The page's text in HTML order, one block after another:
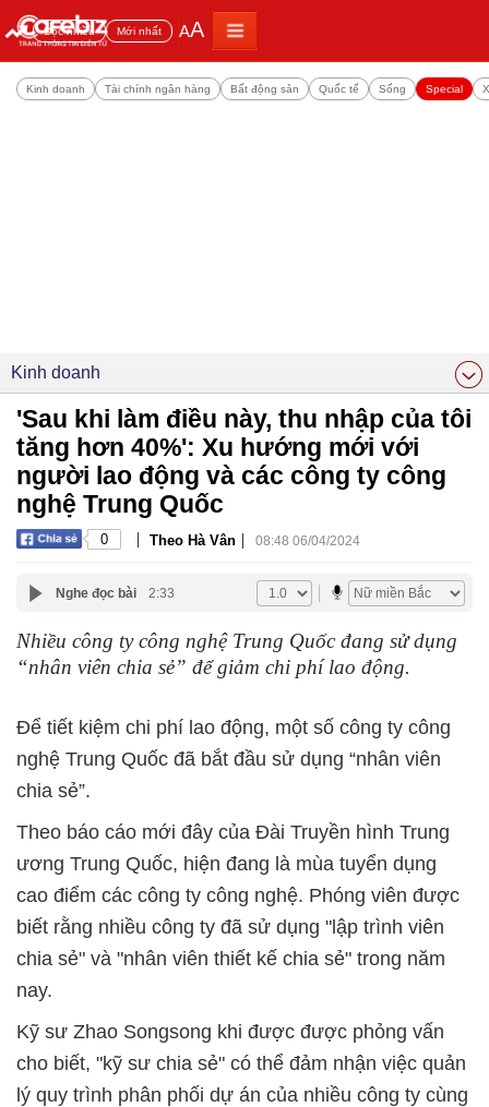
Đọc nhiều Mới nhất AA
Kinh doanh Tài chính ngân hàng Bất động sản Quốc tế Sống Special
Kinh doanh
'Sau khi làm điều này, thu nhập của tôi
tăng hơn 40%': Xu hướng mới với
người lao động và các công ty công
nghệ Trung Quốc
0 | Theo Hà Vân | 08:48 06/04/2024
Nghe đọc bài 2:33
Nhiều công ty công nghệ Trung Quốc đang sử dụng
“nhân viên chia sẻ” để giảm chi phí lao động.
Để tiết kiệm chi phí lao động, một số công ty công
nghệ Trung Quốc đã bắt đầu sử dụng “nhân viên
chia sẻ”.
Theo báo cáo mới đây của Đài Truyền hình Trung
ương Trung Quốc, hiện đang là mùa tuyển dụng
cao điểm các công ty công nghệ. Phóng viên được
biết rằng nhiều công ty đã sử dụng "lập trình viên
chia sẻ" và "nhân viên thiết kế chia sẻ" trong năm
nay.
Kỹ sư Zhao Songsong khi được được phỏng vấn
cho biết, "kỹ sư chia sẻ" có thể đảm nhận việc quản
lý quy trình phân phối dự án của nhiều công ty cùng